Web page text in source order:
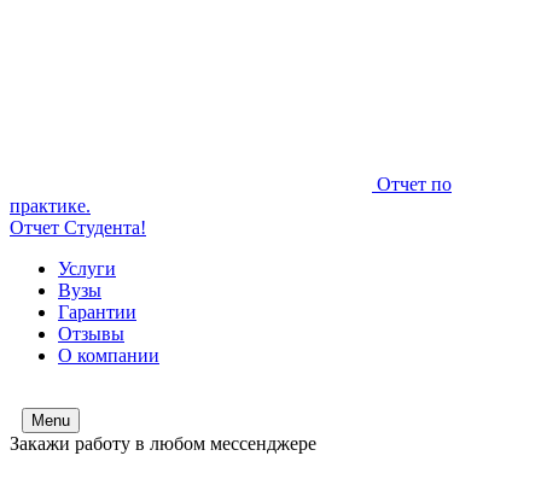
Отчет по
практике.
Отчет Студента!
Услуги
Вузы
Гарантии
Отзывы
О компании
Menu
Закажи работу в любом мессенджере